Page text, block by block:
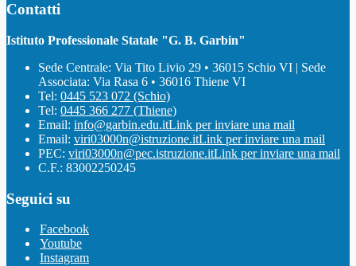
Contatti
Istituto Professionale Statale "G. B. Garbin"
Sede Centrale: Via Tito Livio 29 • 36015 Schio VI | Sede
Associata: Via Rasa 6 • 36016 Thiene VI
Tel: 0445 523 072 (Schio)
Tel: 0445 366 277 (Thiene)
Email: info@garbin.edu.itLink per inviare una mail
Email: viri03000n@istruzione.itLink per inviare una mail
PEC: viri03000n@pec.istruzione.itLink per inviare una mail
C.F.: 83002250245
Seguici su
Facebook
Youtube
Instagram